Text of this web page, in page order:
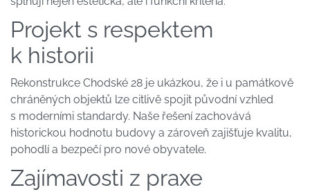
Projekt s respektem
k historii
Rekonstrukce Chodské 28 je ukázkou, že i u památkově
chráněných objektů lze citlivě spojit původní vzhled
s moderními standardy. Naše řešení zachovává
historickou hodnotu budovy a zároveň zajišťuje kvalitu,
pohodlí a bezpečí pro nové obyvatele.
Zajímavosti z praxe